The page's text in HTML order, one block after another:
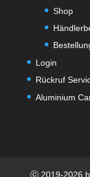
Shop
Login
Rückruf
Aluminium
ⓒ 2019-2026